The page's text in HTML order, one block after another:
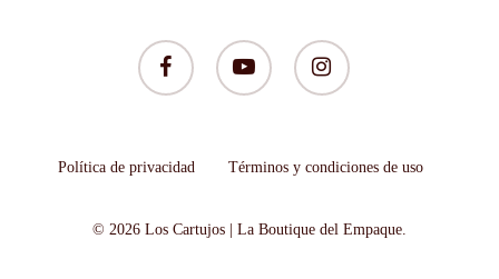
facebook youtube instagram
Política de privacidad Términos y condiciones de uso
© 2026 Los Cartujos | La Boutique del Empaque.